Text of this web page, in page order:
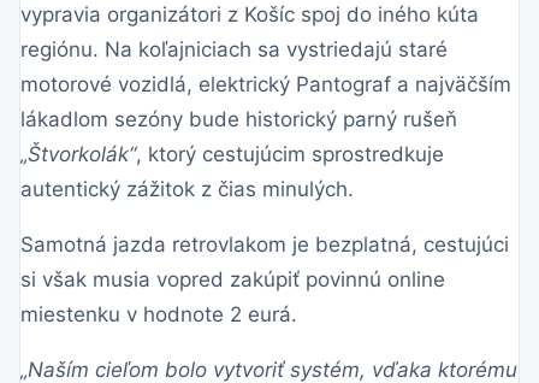
vypravia organizátori z Košíc spoj do iného kúta
regiónu. Na koľajniciach sa vystriedajú staré
motorové vozidlá, elektrický Pantograf a najväčším
lákadlom sezóny bude historický parný rušeň
„Štvorkolák“, ktorý cestujúcim sprostredkuje
autentický zážitok z čias minulých.
Samotná jazda retrovlakom je bezplatná, cestujúci
si však musia vopred zakúpiť povinnú online
miestenku v hodnote 2 eurá.
„Naším cieľom bolo vytvoriť systém, vďaka ktorému